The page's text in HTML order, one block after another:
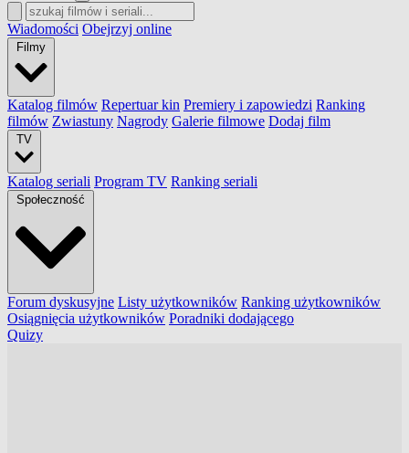
Wiadomości Obejrzyj online
Filmy
Katalog filmów Repertuar kin Premiery i zapowiedzi Ranking
filmów Zwiastuny Nagrody Galerie filmowe Dodaj film
TV
Katalog seriali Program TV Ranking seriali
Społeczność
Forum dyskusyjne Listy użytkowników Ranking użytkowników
Osiągnięcia użytkowników Poradniki dodającego
Quizy